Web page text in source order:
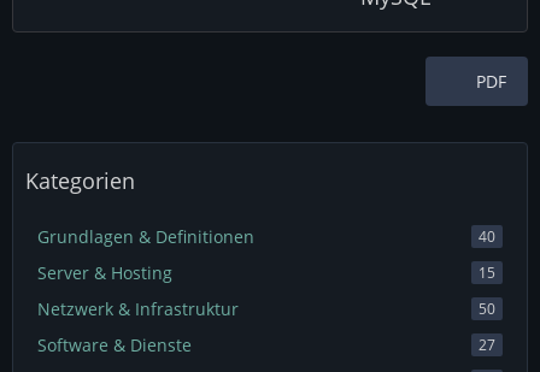
PDF
Kategorien
Grundlagen & Definitionen 40
Server & Hosting 15
Netzwerk & Infrastruktur 50
Software & Dienste 27